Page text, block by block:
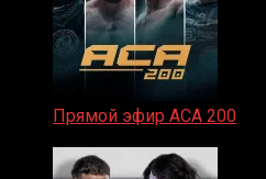
Прямой эфир ACA 200